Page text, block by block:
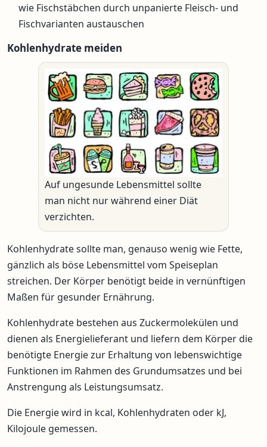
wie Fischstäbchen durch unpanierte Fleisch- und
Fischvarianten austauschen
Kohlenhydrate meiden
Auf ungesunde Lebensmittel sollte
man nicht nur während einer Diät
verzichten.
Kohlenhydrate sollte man, genauso wenig wie Fette,
gänzlich als böse Lebensmittel vom Speiseplan
streichen. Der Körper benötigt beide in vernünftigen
Maßen für gesunder Ernährung.
Kohlenhydrate bestehen aus Zuckermolekülen und
dienen als Energielieferant und liefern dem Körper die
benötigte Energie zur Erhaltung von lebenswichtige
Funktionen im Rahmen des Grundumsatzes und bei
Anstrengung als Leistungsumsatz.
Die Energie wird in kcal, Kohlenhydraten oder kJ,
Kilojoule gemessen.